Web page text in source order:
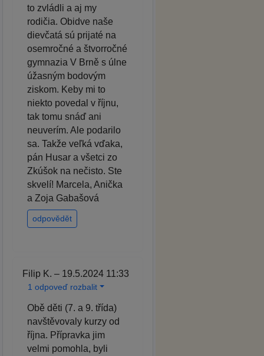
to zvládli a aj my
rodičia. Obidve naše
dievčatá sú prijaté na
osemročné a štvorročné
gymnazia V Brně s úlne
úžasným bodovým
ziskom. Keby mi to
niekto povedal v říjnu,
tak tomu snáď ani
neuverím. Ale podarilo
sa. Takže veľká vďaka,
pán Husar a všetci zo
Zkúšok na nečisto. Ste
skvelí! Marcela, Anička
a Zoja Gabašová
odpovědět
Filip K. – 19.5.2024 11:33
1 odpoveď rozbalit
Obě děti (7. a 9. třída)
navštěvovaly kurzy od
října. Přípravka jim
velmi pomohla, byli